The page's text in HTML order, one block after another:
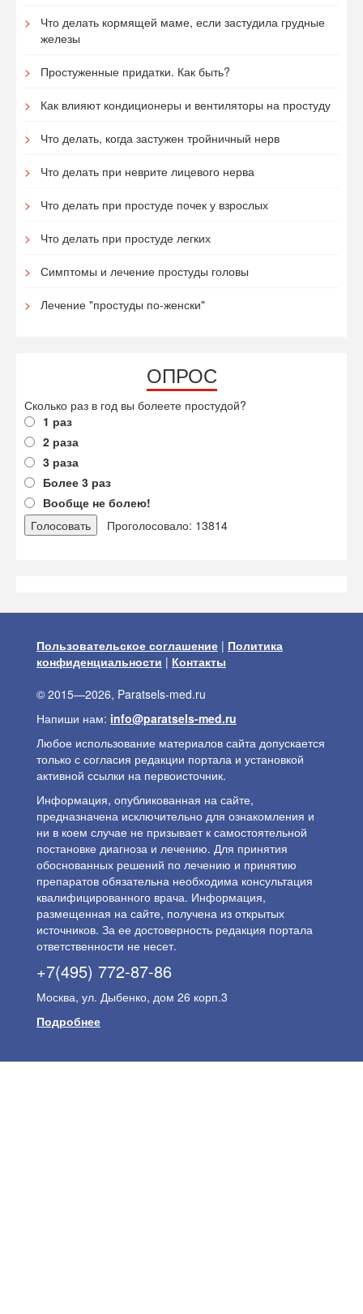
Что делать кормящей маме, если застудила грудные
железы
Простуженные придатки. Как быть?
Как влияют кондиционеры и вентиляторы на простуду
Что делать, когда застужен тройничный нерв
Что делать при неврите лицевого нерва
Что делать при простуде почек у взрослых
Что делать при простуде легких
Симптомы и лечение простуды головы
Лечение "простуды по-женски"
ОПРОС
Сколько раз в год вы болеете простудой?
1 раз
2 раза
3 раза
Более 3 раз
Вообще не болею!
Проголосовало: 13814
Пользовательское соглашение | Политика
конфиденциальности | Контакты
© 2015—2026, Paratsels-med.ru
Напиши нам: info@paratsels-med.ru
Любое использование материалов сайта допускается
только с согласия редакции портала и установкой
активной ссылки на первоисточник.
Информация, опубликованная на сайте,
предназначена исключительно для ознакомления и
ни в коем случае не призывает к самостоятельной
постановке диагноза и лечению. Для принятия
обоснованных решений по лечению и принятию
препаратов обязательна необходима консультация
квалифицированного врача. Информация,
размещенная на сайте, получена из открытых
источников. За ее достоверность редакция портала
ответственности не несет.
+7(495) 772-87-86
Москва, ул. Дыбенко, дом 26 корп.3
Подробнее